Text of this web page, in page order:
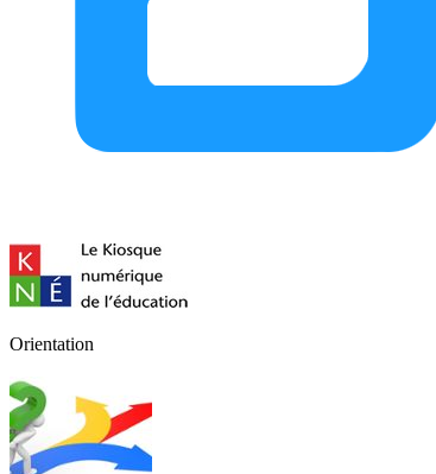
Orientation